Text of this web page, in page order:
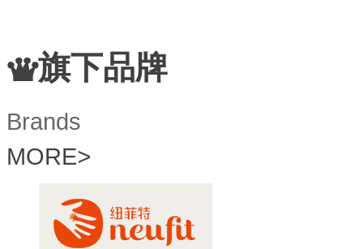
旗下品牌
Brands
MORE>